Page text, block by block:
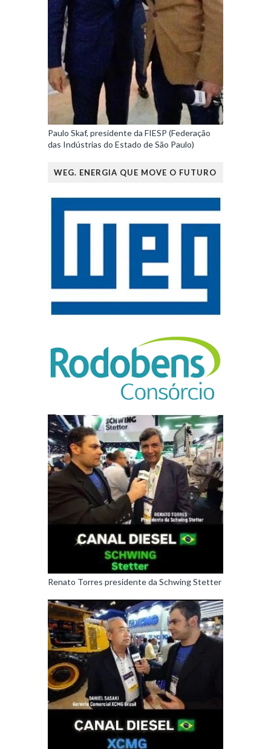
Paulo Skaf, presidente da FIESP (Federação
das Indústrias do Estado de São Paulo)
WEG. ENERGIA QUE MOVE O FUTURO
Renato Torres presidente da Schwing Stetter